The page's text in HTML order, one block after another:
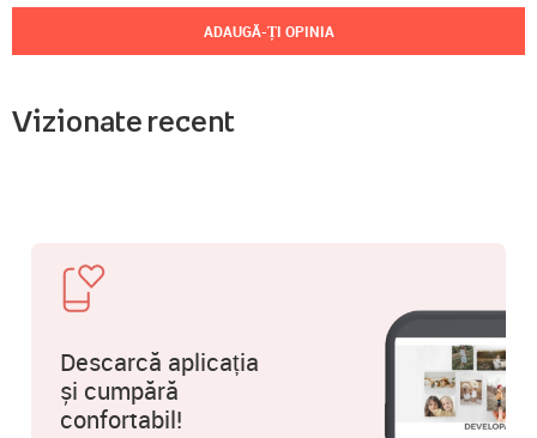
ADAUGĂ-ȚI OPINIA
Vizionate recent
Descarcă aplicația
și cumpără
confortabil!